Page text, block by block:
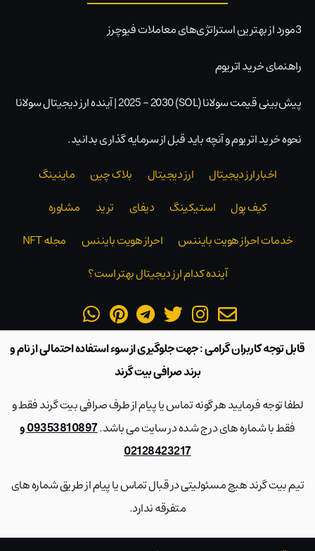
3مورد از بهترین استراتژی‌های معاملات فیوچرز
راهنمای خرید اتریوم
پیش‌بینی قیمت سولانا (SOL) 2025 – 2030 | آینده ارز دیجیتال سولانا
نحوه خرید اتریوم و آنچه باید قبل از سرمایه گذاری بدانید.
اخبار ارز دیجیتال
ارز دیجیتال بلاک‌ چین
ماینینگ
کیف پول
استیکینگ دیفای ترید
مشاوره
خدمات احراز هویت بایننس
احراز هویت بایننس
مجله NFT
آینده کدام ارز دیجیتال بهتر است؟
قابل توجه کاربران گرامی : جهت جلوگیری از سوء استفاده احتمالی از نام و
برند صرافی بیت گرند
لطفا توجه فرمایید هر گونه تماس یا پیام از طرف صرافی بیت گرند فقط و
فقط با شماره های درج شده در سایت می باشد.
09353810897 و
02128423217
تیم بیت گرند هیچ مسئولیتی در قبال تماس یا پیام از طریق شماره های
متفرقه ندارد.